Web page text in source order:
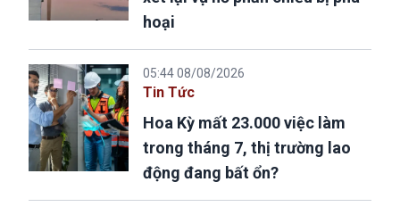
hoại
05:44 08/08/2026
Tin Tức
Hoa Kỳ mất 23.000 việc làm
trong tháng 7, thị trường lao
động đang bất ổn?